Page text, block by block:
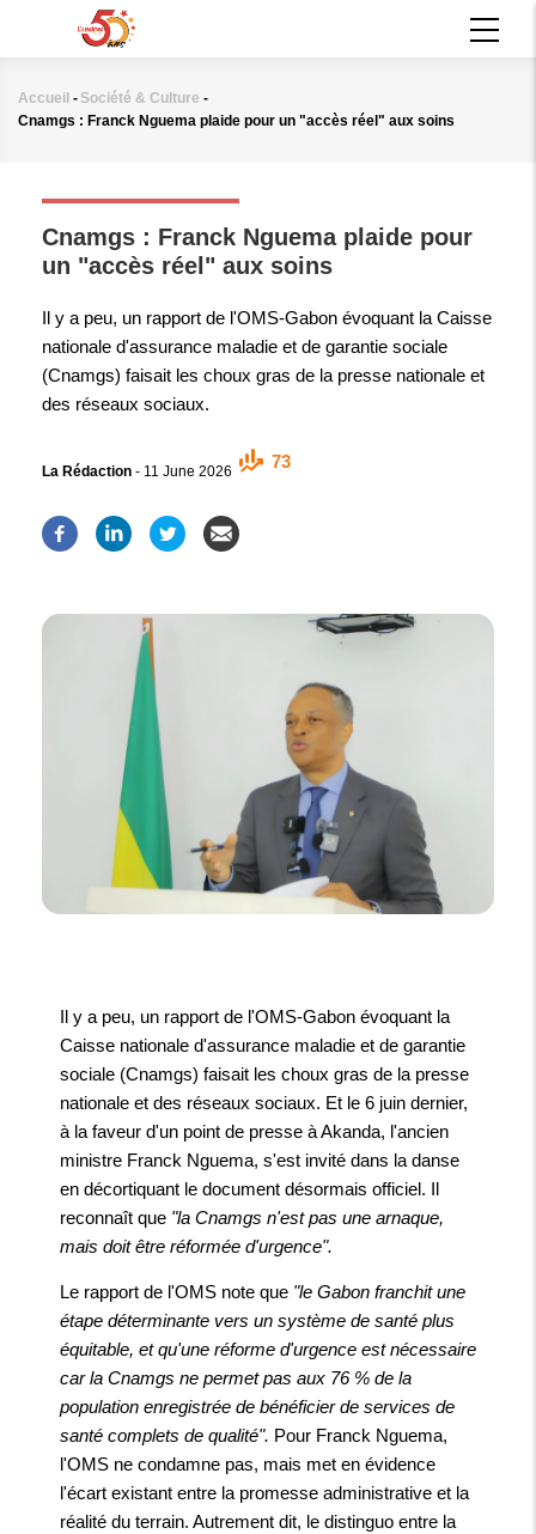
principal
Fil
Accueil - Société & Culture -
Cnamgs : Franck Nguema plaide pour un "accès réel" aux soins
Cnamgs : Franck Nguema plaide pour
un "accès réel" aux soins
Il y a peu, un rapport de l'OMS-Gabon évoquant la Caisse
nationale d'assurance maladie et de garantie sociale
(Cnamgs) faisait les choux gras de la presse nationale et
des réseaux sociaux.
La Rédaction - 11 June 2026
73
Il y a peu, un rapport de l'OMS-Gabon évoquant la
Caisse nationale d'assurance maladie et de garantie
sociale (Cnamgs) faisait les choux gras de la presse
nationale et des réseaux sociaux. Et le 6 juin dernier,
à la faveur d'un point de presse à Akanda, l'ancien
ministre Franck Nguema, s'est invité dans la danse
en décortiquant le document désormais officiel. Il
reconnaît que "la Cnamgs n'est pas une arnaque,
mais doit être réformée d'urgence".
Le rapport de l'OMS note que "le Gabon franchit une
étape déterminante vers un système de santé plus
équitable, et qu'une réforme d'urgence est nécessaire
car la Cnamgs ne permet pas aux 76 % de la
population enregistrée de bénéficier de services de
santé complets de qualité". Pour Franck Nguema,
l'OMS ne condamne pas, mais met en évidence
l'écart existant entre la promesse administrative et la
réalité du terrain. Autrement dit, le distinguo entre la